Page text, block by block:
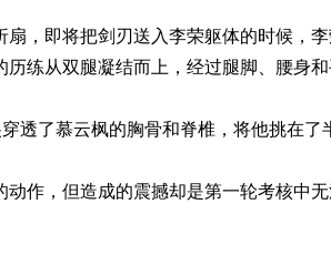
将把剑刃送入李荣躯体的时候，李
练从双腿凝结而上，经过腿脚、腰身和
慕云枫的胸骨和脊椎，将他挑在了
但造成的震撼却是第一轮考核中无法